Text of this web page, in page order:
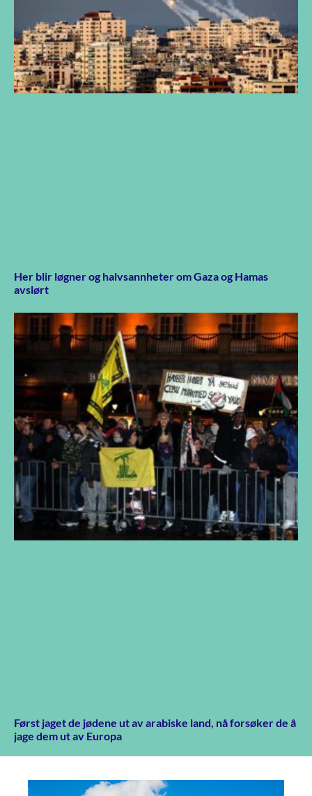
Her blir løgner og halvsannheter om Gaza og Hamas
avslørt
Først jaget de jødene ut av arabiske land, nå forsøker de å
jage dem ut av Europa